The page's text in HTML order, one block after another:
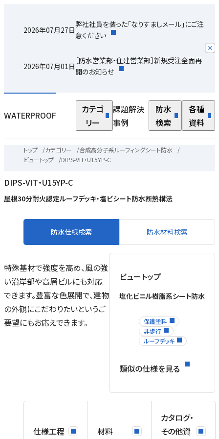
2026年07月27日
弊社社員を装った「なりすましメール」にご注
意ください
2026年07月01日
［防水営業部・住建営業部］新規受注全面再
開のお知らせ
WATERPROOF
カテゴ
リー
課題解決
事例
防水
検索
各種
資料
トップ /カテゴリー /合成高分子系ルーフィングシート防水
/
ビュートップ
/DIPS-VIT・U15YP-C
DIPS-VIT・U15YP-C
屋根30分耐火認定ルーフデッキ・塩ビシート防水断熱構法
防水仕様検索 防水材料検索
特殊基材で強度を高め、風の強
い沿岸部や高層ビルにも対応
できます。豊富な色展開で、建物
の外観にこだわりたいというご
要望にもお応えできます。
ビュートップ
塩化ビニル樹脂系シート防水
保護塗料
非歩行
ルーフデッキ
類似の仕様を見る
仕様工程 材料
カタログ・
その他資